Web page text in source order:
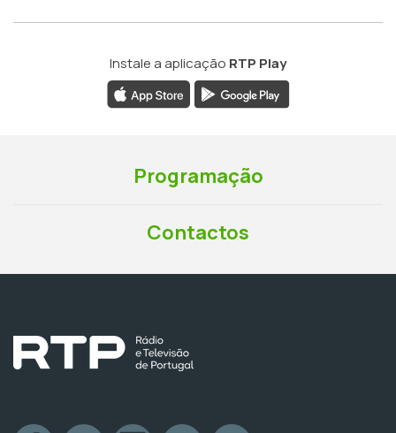
Instale a aplicação RTP Play
Programação
Contactos